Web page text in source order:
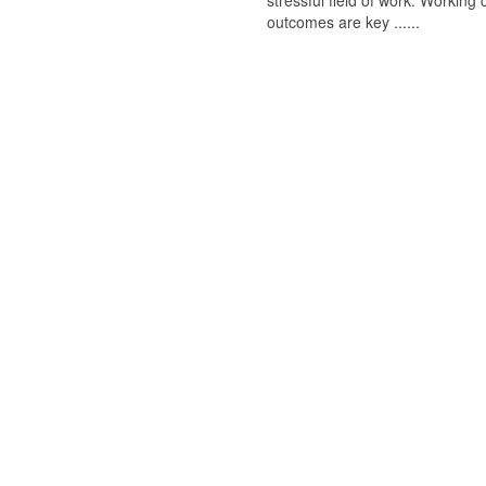
outcomes are key ......